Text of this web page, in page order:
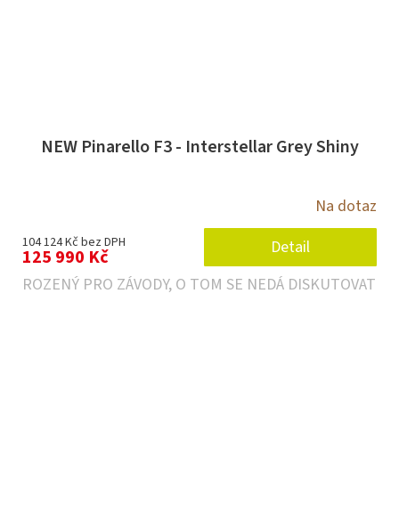
NEW Pinarello F3 - Interstellar Grey Shiny
Na dotaz
104 124 Kč bez DPH
125 990 Kč
Detail
ROZENÝ PRO ZÁVODY, O TOM SE NEDÁ DISKUTOVAT